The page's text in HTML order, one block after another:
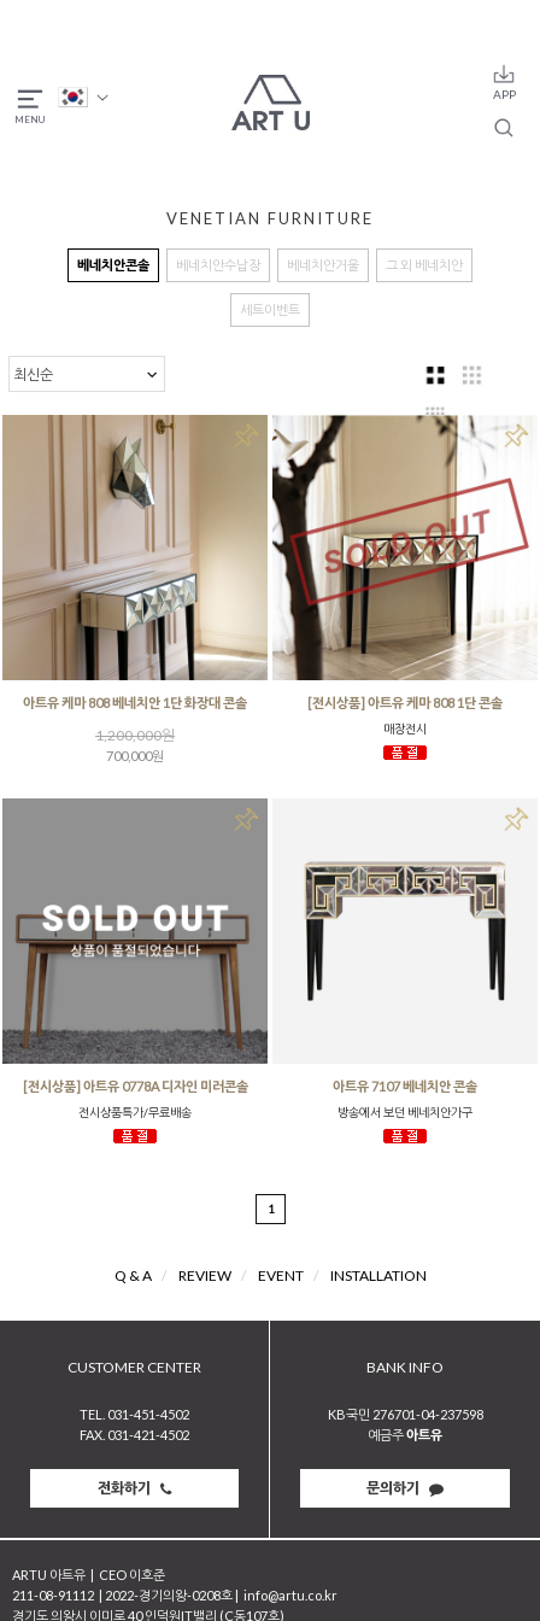
VENETIAN FURNITURE
베네치안콘솔 베네치안수납장 베네치안거울 그 외 베네치안
세트이벤트
아트유 케마 808 베네치안 1단 화장대 콘솔
1,200,000원
700,000원
[전시상품] 아트유 케마 808 1단 콘솔
매장전시
[전시상품] 아트유 0778A 디자인 미러콘솔
전시상품특가/무료배송
아트유 7107 베네치안 콘솔
방송에서 보던 베네치안가구
1
Q & A / REVIEW / EVENT / INSTALLATION
CUSTOMER CENTER
TEL. 031-451-4502
FAX. 031-421-4502
전화하기
BANK INFO
KB국민 276701-04-237598
예금주아트유
문의하기
ARTU 아트유 | CEO 이호준
211-08-91112 | 2022-경기의왕-0208호 | info@artu.co.kr
경기도 의왕시 이미로 40 인덕원IT밸리 (C동107호)